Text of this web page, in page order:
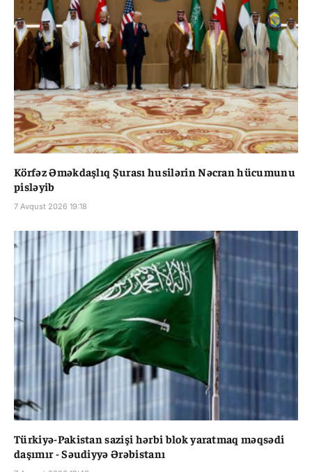
Körfəz Əməkdaşlıq Şurası husilərin Nəcran hücumunu
pisləyib
7 Avqust 2026 19:18
Türkiyə-Pakistan sazişi hərbi blok yaratmaq məqsədi
daşımır - Səudiyyə Ərəbistanı